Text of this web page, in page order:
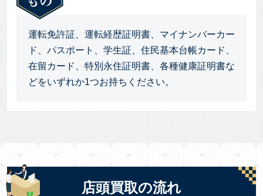
運転免許証、運転経歴証明書、マイナンバーカー
ド、パスポート、学生証、住民基本台帳カード、
在留カード、特別永住証明書、各種健康証明書な
どをいずれか1つお持ちください。
店頭買取の流れ